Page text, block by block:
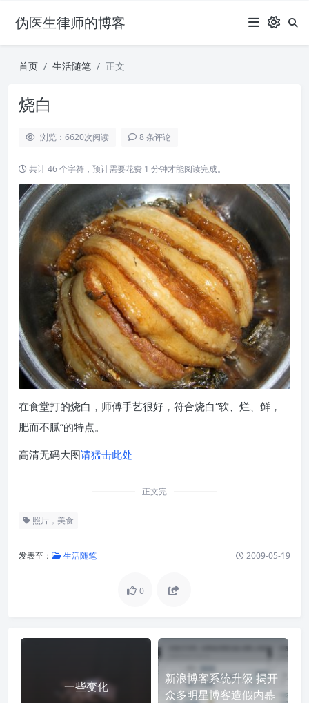
伪医生律师的博客
首页 生活随笔 正文
烧白
浏览：6620次阅读 8 条评论
共计 46 个字符，预计需要花费 1 分钟才能阅读完成。
在食堂打的烧白，师傅手艺很好，符合烧白“软、烂、鲜，
肥而不腻”的特点。
高清无码大图请猛击此处
正文完
照片，美食
发表至： 生活随笔 2009-05-19
0
一些变化
新浪博客系统升级 揭开
众多明星博客造假内幕